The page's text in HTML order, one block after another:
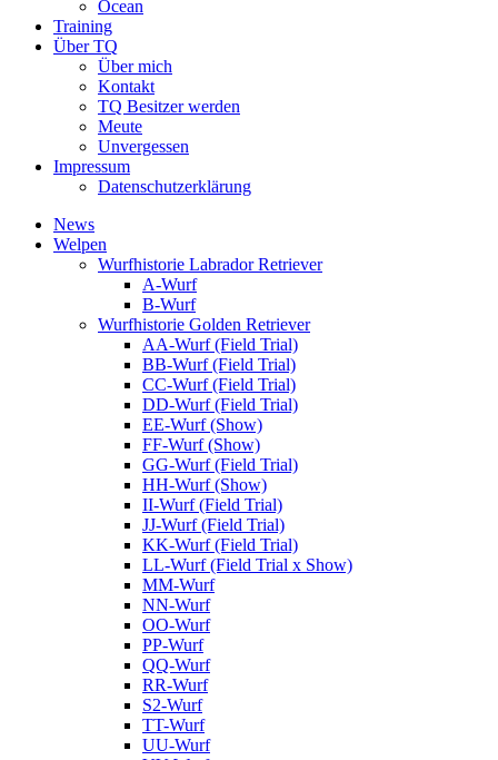
Ocean
Training
Über TQ
Über mich
Kontakt
TQ Besitzer werden
Meute
Unvergessen
Impressum
Datenschutzerklärung
News
Welpen
Wurfhistorie Labrador Retriever
A-Wurf
B-Wurf
Wurfhistorie Golden Retriever
AA-Wurf (Field Trial)
BB-Wurf (Field Trial)
CC-Wurf (Field Trial)
DD-Wurf (Field Trial)
EE-Wurf (Show)
FF-Wurf (Show)
GG-Wurf (Field Trial)
HH-Wurf (Show)
II-Wurf (Field Trial)
JJ-Wurf (Field Trial)
KK-Wurf (Field Trial)
LL-Wurf (Field Trial x Show)
MM-Wurf
NN-Wurf
OO-Wurf
PP-Wurf
QQ-Wurf
RR-Wurf
S2-Wurf
TT-Wurf
UU-Wurf